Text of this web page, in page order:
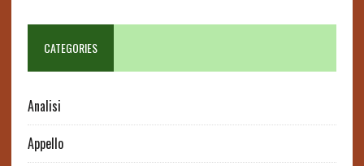
CATEGORIES
Analisi
Appello